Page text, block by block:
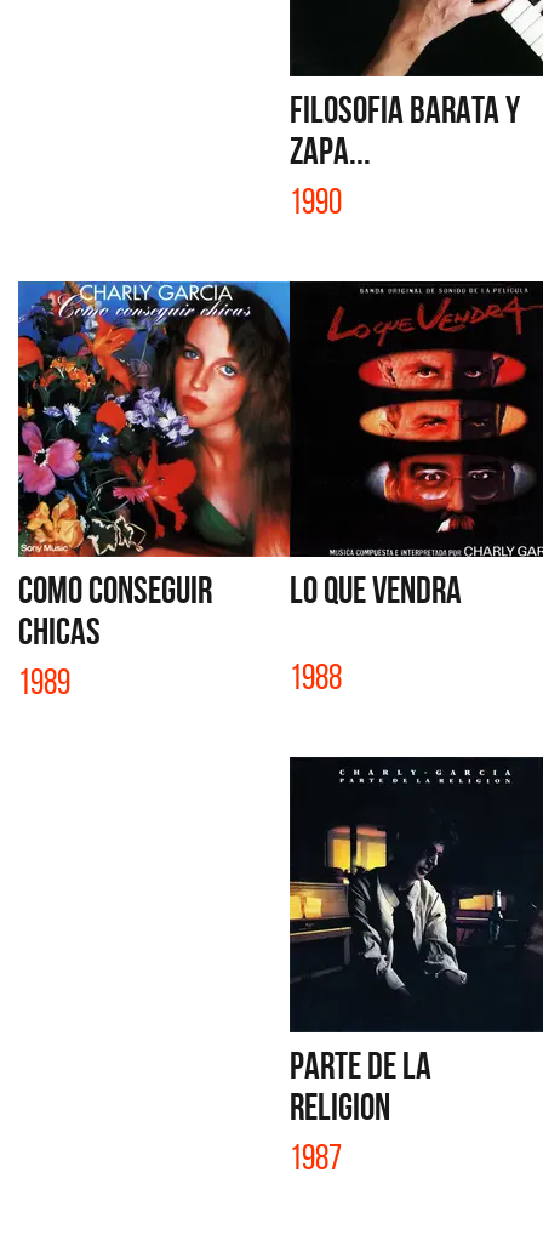
FILOSOFIA BARATA Y
ZAPA...
1990
COMO CONSEGUIR
CHICAS
1989
LO QUE VENDRA
1988
PARTE DE LA
RELIGION
1987